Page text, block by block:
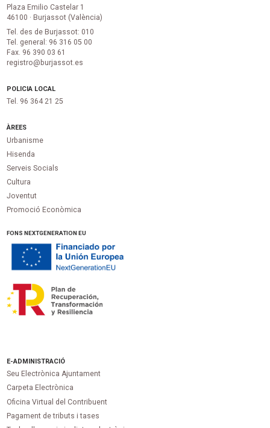
Plaza Emilio Castelar 1
46100 · Burjassot (València)
Tel. des de Burjassot: 010
Tel. general: 96 316 05 00
Fax. 96 390 03 61
registro@burjassot.es
POLICIA LOCAL
Tel. 96 364 21 25
ÀREES
Urbanisme
Hisenda
Serveis Socials
Cultura
Joventut
Promoció Econòmica
FONS NEXTGENERATION EU
E-ADMINISTRACIÓ
Seu Electrònica Ajuntament
Carpeta Electrònica
Oficina Virtual del Contribuent
Pagament de tributs i tases